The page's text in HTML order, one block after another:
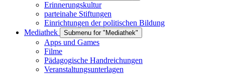
Erinnerungskultur
parteinahe Stiftungen
Einrichtungen der politischen Bildung
Mediathek
Submenu for "Mediathek"
Apps und Games
Filme
Pädagogische Handreichungen
Veranstaltungsunterlagen